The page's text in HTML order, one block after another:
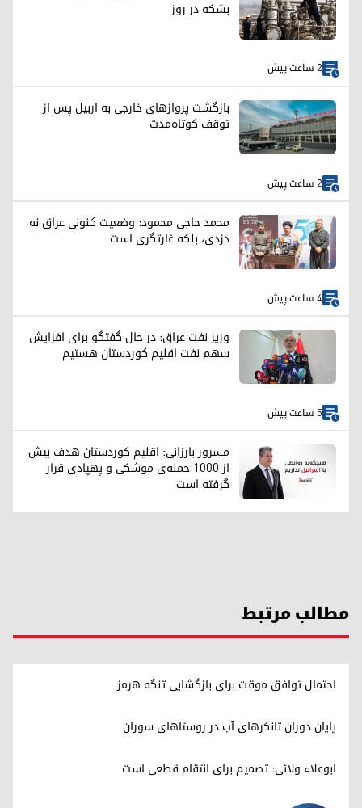
بشکه در روز
2 ساعت پیش
بازگشت پروازهای خارجی به اربیل پس از
توقف کوتاه‌مدت
2 ساعت پیش
محمد حاجی محمود: وضعیت کنونی عراق نه
دزدی، بلکه غارتگری است
4 ساعت پیش
وزیر نفت عراق: در حال گفتگو برای افزایش
سهم نفت اقلیم کوردستان هستیم
5 ساعت پیش
مسرور بارزانی: اقلیم کوردستان هدف بیش
از ۱۰۰۰ حمله‌ی موشکی و پهپادی قرار
گرفته است
مطالب مرتبط
احتمال توافق موقت برای بازگشایی تنگه هرمز
پایان دوران تانکرهای آب در روستاهای سوران
ابوعلاء ولائی: تصمیم برای انتقام قطعی است